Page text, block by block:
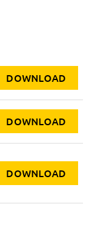
DOWNLOAD
DOWNLOAD
DOWNLOAD